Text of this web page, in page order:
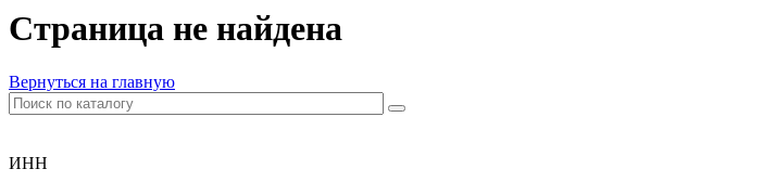
Страница не найдена
Вернуться на главную
ИНН